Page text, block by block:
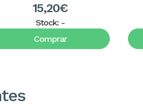
15,20€
Stock: -
Comprar